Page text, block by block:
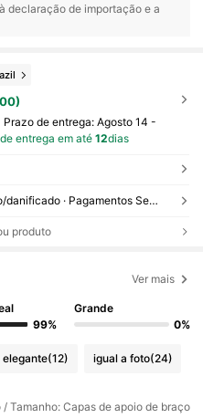
declaração de importação e a
Prazo de entrega: Agosto 14 -
entrega em até 12dias
Reenviar se o item estiver perdido/danificado · Pagamentos Seguros · Proteção de privacidade
produto
Ver mais
99%
Grande
0%
elegante(12) igual a foto(24)
/ Tamanho: Capas de apoio de braço